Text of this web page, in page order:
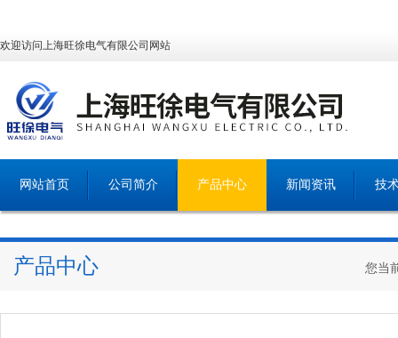
欢迎访问上海旺徐电气有限公司网站
网站首页 公司简介 产品中心 新闻资讯 技
产品中心 您当